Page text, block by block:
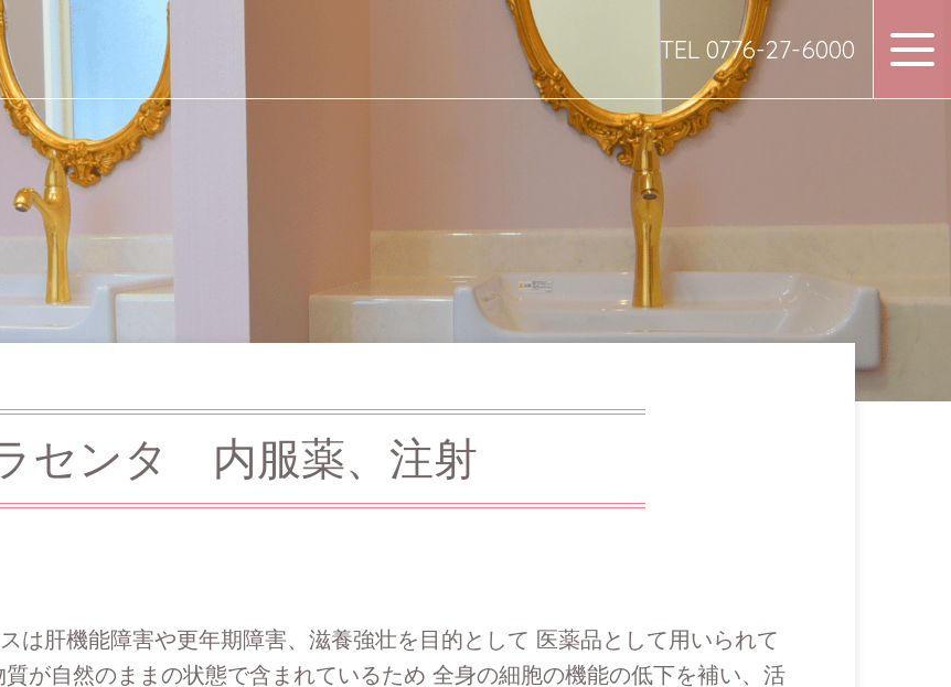
TEL 0776-27-6000
センタ 内服薬、注射
は肝機能障害や更年期障害、滋養強壮を目的として 医薬品として用いられて
が自然のままの状態で含まれているため 全身の細胞の機能の低下を補い、活